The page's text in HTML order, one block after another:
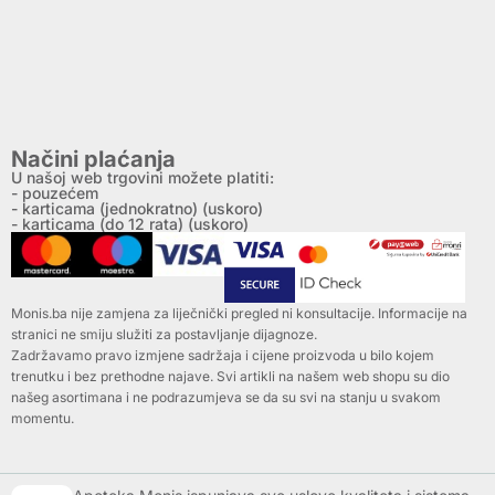
Načini plaćanja
U našoj web trgovini možete platiti:
- pouzećem
- karticama (jednokratno) (uskoro)
- karticama (do 12 rata) (uskoro)
Monis.ba nije zamjena za liječnički pregled ni konsultacije. Informacije na
stranici ne smiju služiti za postavljanje dijagnoze.
Zadržavamo pravo izmjene sadržaja i cijene proizvoda u bilo kojem
trenutku i bez prethodne najave. Svi artikli na našem web shopu su dio
našeg asortimana i ne podrazumjeva se da su svi na stanju u svakom
momentu.